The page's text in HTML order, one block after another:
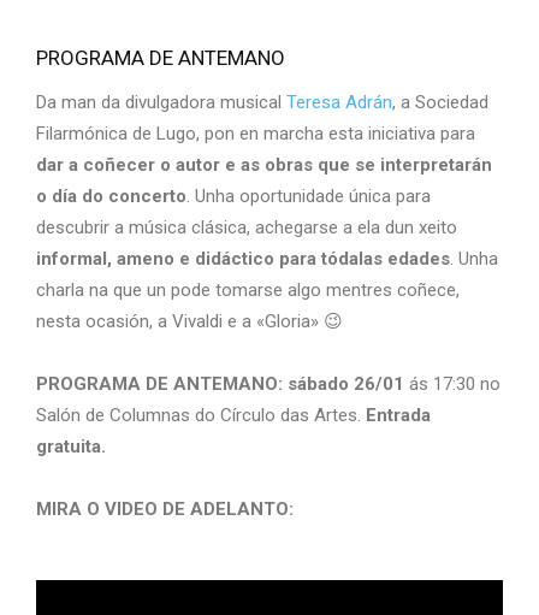
PROGRAMA DE ANTEMANO
Da man da divulgadora musical Teresa Adrán, a Sociedad
Filarmónica de Lugo, pon en marcha esta iniciativa para
dar a coñecer o autor e as obras que se interpretarán
o día do concerto. Unha oportunidade única para
descubrir a música clásica, achegarse a ela dun xeito
informal, ameno e didáctico para tódalas edades. Unha
charla na que un pode tomarse algo mentres coñece,
nesta ocasión, a Vivaldi e a «Gloria» 😉
PROGRAMA DE ANTEMANO: sábado 26/01 ás 17:30 no
Salón de Columnas do Círculo das Artes. Entrada
gratuita.
MIRA O VIDEO DE ADELANTO: